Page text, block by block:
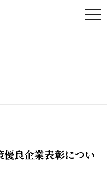
t
o
良企業表彰につい